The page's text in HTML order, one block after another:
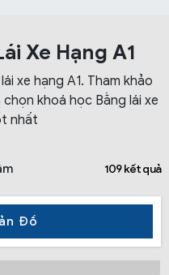
Xe Hạng A1
xe hạng A1. Tham khảo
khoá học Bằng lái xe
nhất
109 kết quả
Đồ